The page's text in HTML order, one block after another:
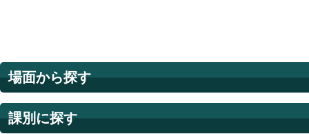
場面から探す
課別に探す